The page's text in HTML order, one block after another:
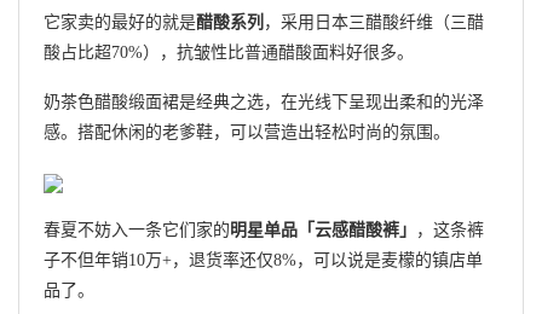
它家卖的最好的就是醋酸系列 ，采用日本三醋酸纤维（三醋
酸占比超70%），抗皱性比普通醋酸面料好很多。
奶茶色醋酸缎面裙是经典之选，在光线下呈现出柔和的光泽
感。搭配休闲的老爹鞋，可以营造出轻松时尚的氛围。
春夏不妨入一条它们家的明星单品「云感醋酸裤」
，这条裤
子不但年销10万+，退货率还仅8%，可以说是麦檬的镇店单
品了。